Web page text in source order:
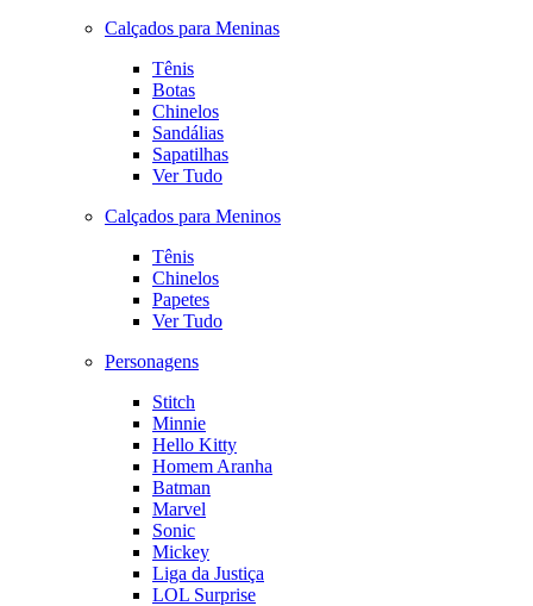
Calçados para Meninas
Tênis
Botas
Chinelos
Sandálias
Sapatilhas
Ver Tudo
Calçados para Meninos
Tênis
Chinelos
Papetes
Ver Tudo
Personagens
Stitch
Minnie
Hello Kitty
Homem Aranha
Batman
Marvel
Sonic
Mickey
Liga da Justiça
LOL Surprise